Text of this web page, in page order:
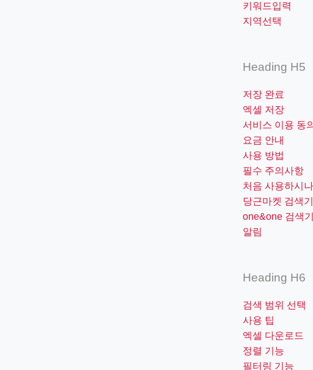
키워드입력
지역선택
Heading H5
저장 완료
엑셀 저장
서비스 이용 동의
요금 안내
사용 방법
필수 주의사항
처음 사용하시
당근마켓 검색기
one&one 검색
알림
Heading H6
검색 범위 선택
사용 팁
엑셀 다운로드
정렬 기능
필터링 기능